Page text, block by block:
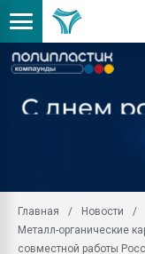
Главная
Новости
Металл-органические
совместной работы